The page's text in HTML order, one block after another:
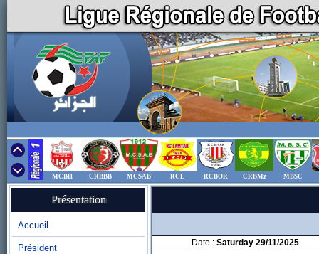
MCBH CRBBB MCSAB RCL RCBOR CRBMz MBSC
Présentation
Accueil
Président Date : Saturday 29/11/2025